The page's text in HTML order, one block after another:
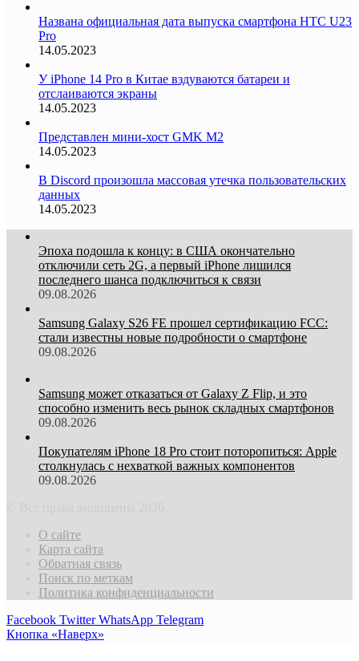
Названа официальная дата выпуска смартфона HTC U23
Pro
14.05.2023
У iPhone 14 Pro в Китае вздуваются батареи и
отслаиваются экраны
14.05.2023
Представлен мини-хост GMK M2
14.05.2023
В Discord произошла массовая утечка пользовательских
данных
14.05.2023
Эпоха подошла к концу: в США окончательно
отключили сеть 2G, а первый iPhone лишился
последнего шанса подключиться к связи
09.08.2026
Samsung Galaxy S26 FE прошел сертификацию FCC:
стали известны новые подробности о смартфоне
09.08.2026
Samsung может отказаться от Galaxy Z Flip, и это
способно изменить весь рынок складных смартфонов
09.08.2026
Покупателям iPhone 18 Pro стоит поторопиться: Apple
столкнулась с нехваткой важных компонентов
09.08.2026
О сайте
Карта сайта
Обратная связь
Поиск по меткам
Политика конфиденциальности
Facebook Twitter WhatsApp Telegram
Кнопка «Наверх»